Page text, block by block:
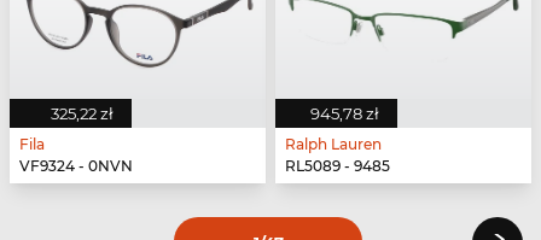
325,22 zł
Fila
VF9324 - 0NVN
945,78 zł
Ralph Lauren
RL5089 - 9485